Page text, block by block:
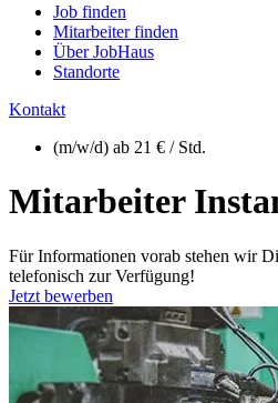
Job finden
Mitarbeiter finden
Über JobHaus
Standorte
Kontakt
(m/w/d) ab 21 € / Std.
Mitarbeiter
Für Informationen vorab stehen wir
telefonisch zur Verfügung!
Jetzt bewerben